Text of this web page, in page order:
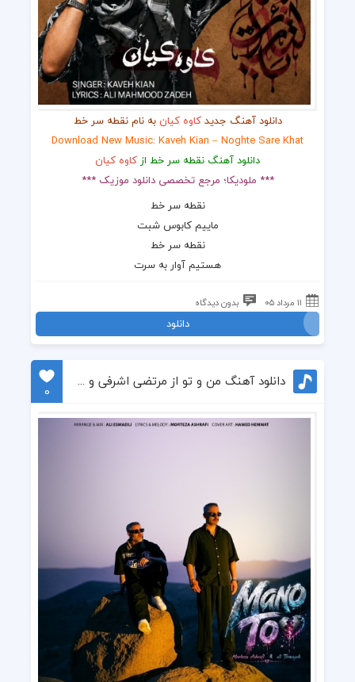
دانلود آهنگ جدیدکاوه کیان به نام نقطه سر خط
Download New Music: Kaveh Kian – Noghte Sare Khat
دانلود آهنگ نقطه سر خط از کاوه کیان
*** ملودیکا؛ مرجع تخصصی دانلود موزیک ***
نقطه سر خط
ماییم کابوس شبت
نقطه سر خط
هستیم آوار به سرت
۱۱ مرداد ۰۵ بدون دیدگاه
دانلود
دانلود آهنگ من و تو از مرتضی اشرفی و علی تیرمایه
0